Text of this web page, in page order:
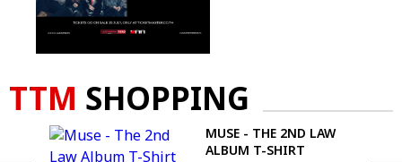
TTM SHOPPING
MUSE - THE 2ND LAW
ALBUM T-SHIRT